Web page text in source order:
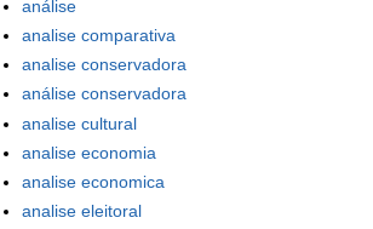
análise
analise comparativa
analise conservadora
análise conservadora
analise cultural
analise economia
analise economica
analise eleitoral